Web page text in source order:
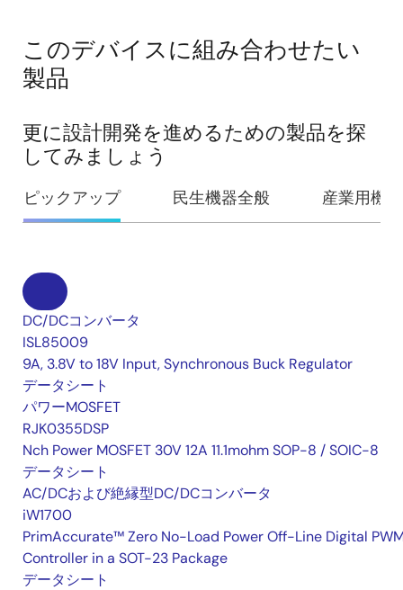
このデバイスに組み合わせたい
製品
更に設計開発を進めるための製品を探
してみましょう
ピックアップ 民生機器全般 産業用機器
DC/DCコンバータ
ISL85009
9A, 3.8V to 18V Input, Synchronous Buck Regulator
データシート
パワーMOSFET
RJK0355DSP
Nch Power MOSFET 30V 12A 11.1mohm SOP-8 / SOIC-8
データシート
AC/DCおよび絶縁型DC/DCコンバータ
iW1700
PrimAccurate™ Zero No-Load Power Off-Line Digital
Controller in a SOT-23 Package
データシート